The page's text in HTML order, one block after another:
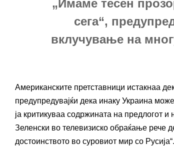
„Имаме тесен
сега“,
вклучување на
Американските претставници истакнаа
предупредувајќи дека инаку Украина
ја критикуваа содржината на предлогот
Зеленски во телевизиско обраќање рече
достоинството во суровиот мир со Русија“.